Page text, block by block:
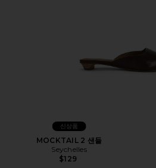
신상품
MOCKTAIL 2 샌들
Seychelles
$129